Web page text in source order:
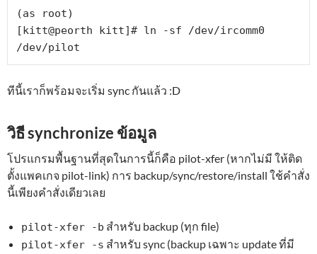
(as root)
[kitt@peorth kitt]# ln -sf /dev/ircomm0
/dev/pilot
ทีนี้เราก็พร้อมจะเริ่ม sync กันแล้ว :D
วิธี synchronize ข้อมูล
โปรแกรมพื้นฐานที่สุดในการนี้ก็คือ pilot-xfer (หากไม่มี ให้ติด
ตั้งแพคเกจ pilot-link) การ backup/sync/restore/install ใช้คำสั่ง
นี้เพียงคำสั่งเดียวเลย
pilot-xfer -b สำหรับ backup (ทุก file)
pilot-xfer -s สำหรับ sync (backup เฉพาะ update ที่มี